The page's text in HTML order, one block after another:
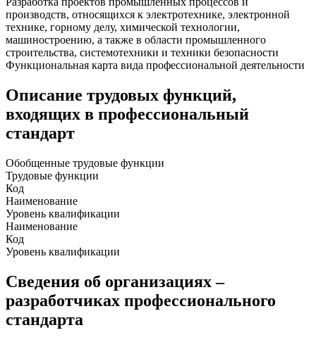
производств, относящихся к электротехнике, электронной
технике, горному делу, химической технологии,
машиностроению, а также в области промышленного
строительства, системотехники и техники безопасности
Функциональная карта вида профессиональной деятельности
Описание трудовых функций,
входящих в профессиональный
стандарт
Обобщенные трудовые функции
Трудовые функции
Код
Наименование
Уровень квалификации
Наименование
Код
Уровень квалификации
Сведения об организациях –
разработчиках профессионального
стандарта